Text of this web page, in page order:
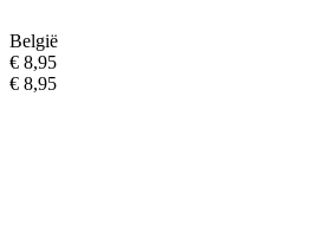
België
€ 8,95
€ 8,95